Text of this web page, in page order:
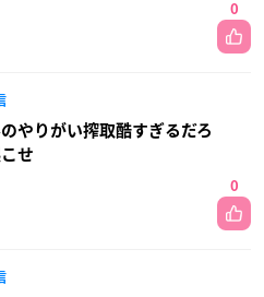
0
やりがい搾取酷すぎるだろ
せ
0